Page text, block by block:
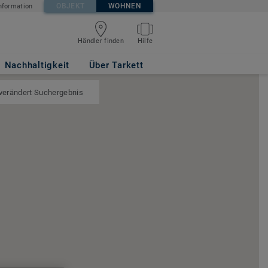
OBJEKT WOHNEN
Händler finden Hilfe
Nachhaltigkeit Über Tarkett
Suchergebnis